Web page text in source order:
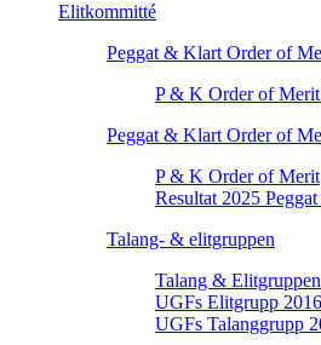
Elitkommitté
Peggat & Klart Order of
P & K Order of
Peggat & Klart Order of
P & K Order of Merit
Resultat 2025
Talang- & elitgruppen
Talang &
UGFs Elitgrupp 2016
UGFs Talanggrupp